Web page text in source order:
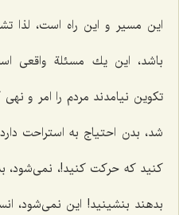
این مسیر و این راه است، لذا
باشد، این یك مسئلة واقعی
تكوین نیامدند مردم را امر و
شد، بدن احتیاج به استراحت
كنید كه حركت كنید!، نمی‌شود،
بدهند بنشینید! این نمی‌شود،